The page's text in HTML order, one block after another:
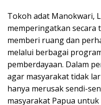
Tokoh adat Manokwari,
memperingatkan secara
memberi ruang dan
melalui berbagai
pemberdayaan. Dalam
agar masyarakat tidak
hanya merusak sendi-
masyarakat Papua